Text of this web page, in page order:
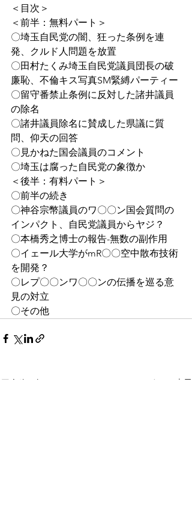
＜目次＞
＜前半：無料パート＞
〇埼玉自民党の闇、狂った条例を連
発、クルド人問題を放置
〇田村たくみ埼玉自民党議員団長の破
廉恥、不倫キス写真SM緊縛パーティー
〇留守番禁止条例に反対した諸井議員
の除名
〇諸井議員除名に賛成した県議に質
問、仰天の回答
〇見かねた国会議員のコメント
〇埼玉は腐った自民党の象徴か
＜後半：有料パート＞
〇前半の続き
〇神谷宗幣議員のワ〇〇ン国会質問の
インパクト、自民党議員からヤジ？
〇本橋秀之博士の報告-無数の副作用
〇イェール大学がmR〇〇空中散布技術
を開発？
〇レプ〇〇ンワ〇〇ンの伝播を巡る意
見の対立
〇その他
すべて表示